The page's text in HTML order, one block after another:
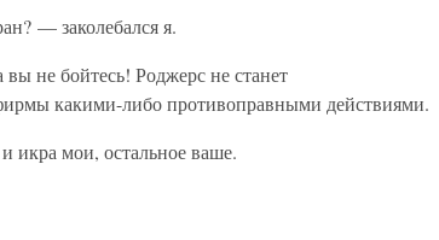
— заколебался я.
не бойтесь! Роджерс не станет
какими-либо противоправными действиями.
мои, остальное ваше.